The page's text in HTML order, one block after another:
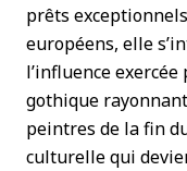
prêts
européens, elle
l’influence
gothique
peintres de la fin
culturelle qui